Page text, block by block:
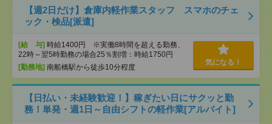
【週2日だけ】倉庫内軽作業スタッフ スマホのチェ
ック・検品[派遣]
[給 与] 時給1400円 ※実働8時間を超える勤務、
22時～翌5時勤務の場合25％割増：時給1750円
[勤務地] 南船橋駅から徒歩10分程度
気になる！
【日払い・未経験歓迎！】稼ぎたい日にサクッと勤
務！単発・週1日～自由シフトの軽作業[アルバイト]